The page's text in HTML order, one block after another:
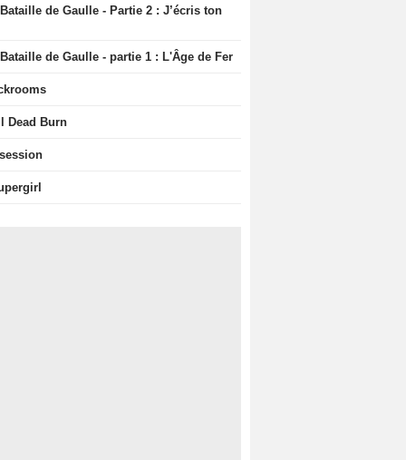
de Gaulle - Partie 2 : J’écris ton
de Gaulle - partie 1 : L'Âge de Fer
Dead Burn